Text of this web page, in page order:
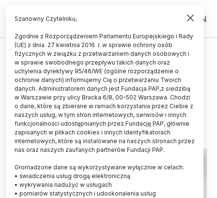
PL EN
ZDROWIE
Prof. Bik: średnia długość życia
zmniejsza się wraz ze wzrostem
wskaźnika masy ciała BMI
20.10.2024
aktualizacja: 20.10.2024
3 minuty czytania
Szanowny Czytelniku,
Zgodnie z Rozporządzeniem Parlamentu Europejskiego i Rady
(UE) z dnia 27 kwietnia 2016 r. w sprawie ochrony osób
fizycznych w związku z przetwarzaniem danych osobowych i
w sprawie swobodnego przepływu takich danych oraz
uchylenia dyrektywy 95/46/WE (ogólne rozporządzenie o
ochronie danych) informujemy Cię o przetwarzaniu Twoich
danych. Administratorem danych jest Fundacja PAP,z siedzibą
w Warszawie przy ulicy Bracka 6/8, 00-502 Warszawa. Chodzi
o dane, które są zbierane w ramach korzystania przez Ciebie z
naszych usług, w tym stron internetowych, serwisów i innych
funkcjonalności udostępnianych przez Fundację PAP, głównie
zapisanych w plikach cookies i innych identyfikatorach
internetowych, które są instalowane na naszych stronach przez
nas oraz naszych zaufanych partnerów Fundacji PAP.
Gromadzone dane są wykorzystywane wyłącznie w celach:
• świadczenia usług drogą elektroniczną
• wykrywania nadużyć w usługach
• pomiarów statystycznych i udoskonalenia usług